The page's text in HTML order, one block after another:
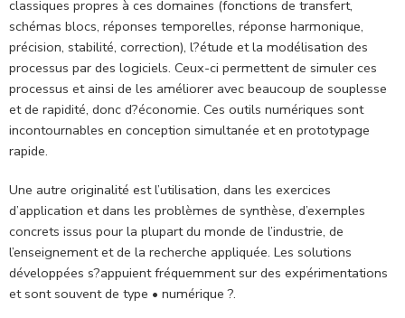
classiques propres à ces domaines (fonctions de transfert,
schémas blocs, réponses temporelles, réponse harmonique,
précision, stabilité, correction), l?étude et la modélisation des
processus par des logiciels. Ceux-ci permettent de simuler ces
processus et ainsi de les améliorer avec beaucoup de souplesse
et de rapidité, donc d?économie. Ces outils numériques sont
incontournables en conception simultanée et en prototypage
rapide.
Une autre originalité est l’utilisation, dans les exercices
d’application et dans les problèmes de synthèse, d’exemples
concrets issus pour la plupart du monde de l’industrie, de
l’enseignement et de la recherche appliquée. Les solutions
développées s?appuient fréquemment sur des expérimentations
et sont souvent de type • numérique ?.